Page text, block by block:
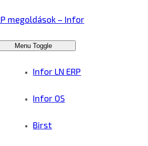
megoldások – Infor
Menu Toggle
Infor LN ERP
Infor OS
Birst